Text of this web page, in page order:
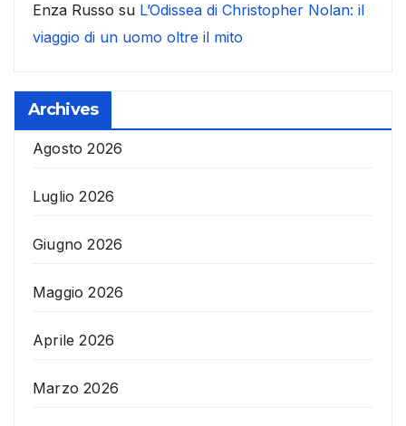
Enza Russo su L’Odissea di Christopher Nolan: il
viaggio di un uomo oltre il mito
Archives
Agosto 2026
Luglio 2026
Giugno 2026
Maggio 2026
Aprile 2026
Marzo 2026